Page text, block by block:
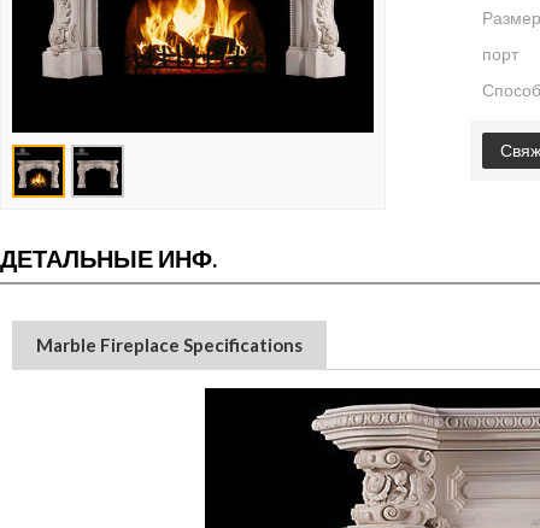
порт
ДЕТАЛЬНЫЕ ИНФ.
Marble Fireplace Specifications